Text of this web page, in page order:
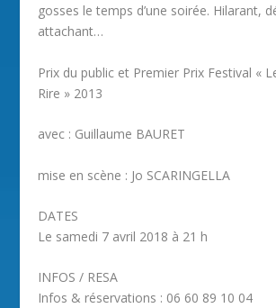
gosses le temps d’une soirée. Hilarant,
attachant…
Prix du public et Premier Prix Festival «
Rire » 2013
avec : Guillaume BAURET
mise en scène : Jo SCARINGELLA
DATES
Le samedi 7 avril 2018 à 21 h
INFOS / RESA
Infos & réservations : 06 60 89 10 04